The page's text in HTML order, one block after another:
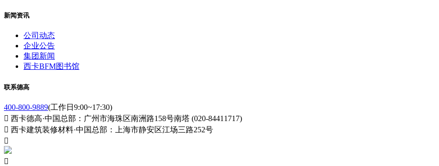
新闻资讯
公司动态
企业公告
集团新闻
西卡BFM图书馆
联系德高
400-800-9889(工作日9:00~17:30)
 西卡德高·中国总部：广州市海珠区南洲路158号南塔 (020-84411717)
 西卡建筑装修材料·中国总部：上海市静安区江场三路252号

